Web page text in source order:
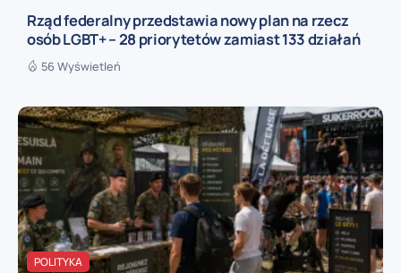
Rząd federalny przedstawia nowy plan na rzecz
osób LGBT+ – 28 priorytetów zamiast 133 działań
56 Wyświetleń
POLITYKA